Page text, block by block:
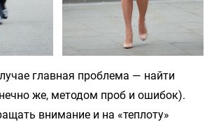
главная проблема — найти
же, методом проб и ошибок).
внимание и на «теплоту»